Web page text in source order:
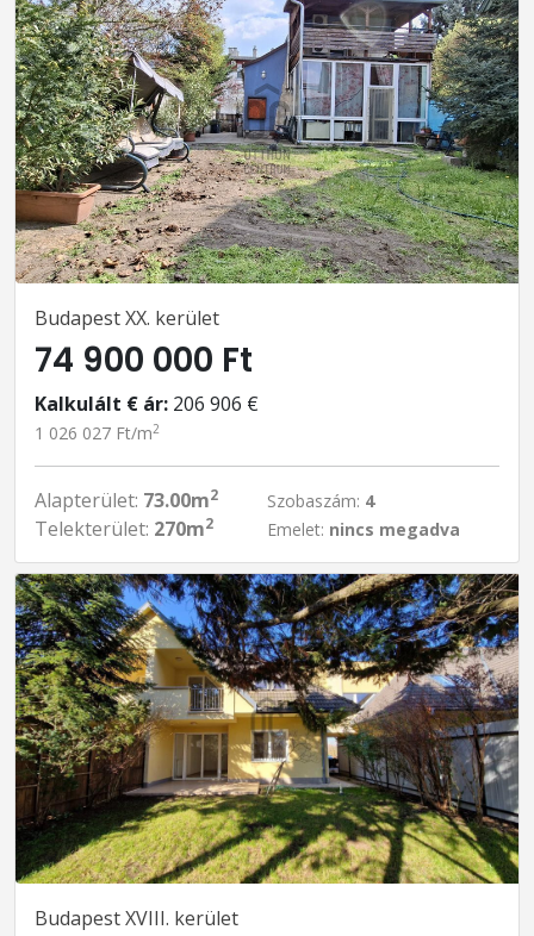
Budapest XX. kerület
74 900 000 Ft
Kalkulált € ár: 206 906 €
1 026 027 Ft/m2
Alapterület: 73.00m2
Telekterület: 270m2
Szobaszám: 4
Emelet: nincs megadva
Budapest XVIII. kerület